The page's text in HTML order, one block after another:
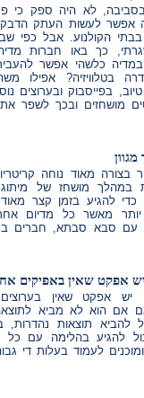
בסביבה, לא היה ספק כי
אפשר לעשות העתק
הקולנוע. אבל כפי
כך באו חברות
כלשהי אפשר להעביר
בטלוויזיה? אפילו
בפייסבוק ובערוצים
מושחזים ובכך לשפר
מאוד נוחה
במהלך מושחז של
כדי להגיע בזמן קצר
יותר מאשר כל מדיום
עם סבא סבתא, חברים
יש אפקט שאין באפיקים
יש אפקט שאין
אם הוא לא מביא
להביא תוצאות
להגיע בהלימה עם כל
לעמוד בעלות די